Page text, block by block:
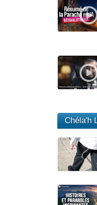
Chéla'h